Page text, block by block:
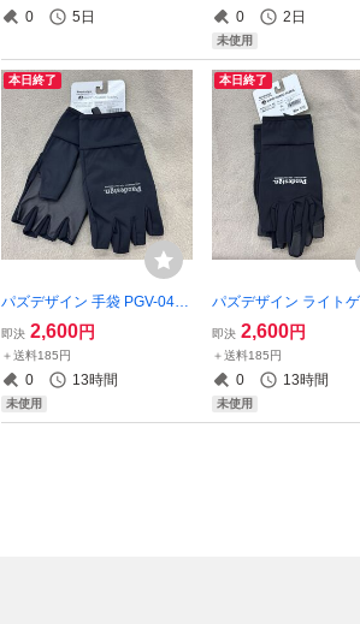
0 5日 0 2日
未使用
本日終了
パズデザイン 手袋 PGV-045
5フィンガーレスライトゲー
ムグローブ ブラックグレー X
Lサイズ
即決 2,600円
＋送料185円
0 13時間
未使用
本日終了
パズデザイン ライト
グローブ PGV-041 ブ
ホワイト 3L
即決 2,600円
＋送料185円
0 13時間
未使用